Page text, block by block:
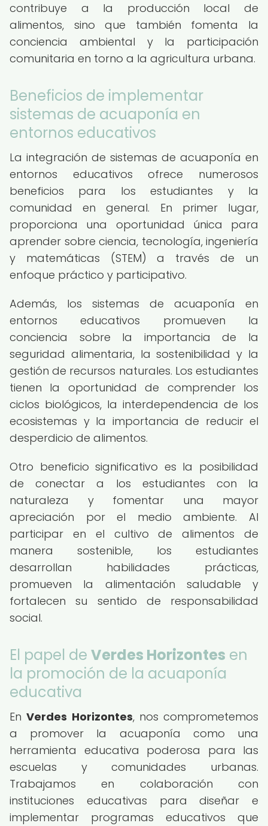
contribuye a la producción local de
alimentos, sino que también fomenta la
conciencia ambiental y la participación
comunitaria en torno a la agricultura urbana.
Beneficios de implementar
sistemas de acuaponía en
entornos educativos
La integración de sistemas de acuaponía en
entornos educativos ofrece numerosos
beneficios para los estudiantes y la
comunidad en general. En primer lugar,
proporciona una oportunidad única para
aprender sobre ciencia, tecnología, ingeniería
y matemáticas (STEM) a través de un
enfoque práctico y participativo.
Además, los sistemas de acuaponía en
entornos educativos promueven la
conciencia sobre la importancia de la
seguridad alimentaria, la sostenibilidad y la
gestión de recursos naturales. Los estudiantes
tienen la oportunidad de comprender los
ciclos biológicos, la interdependencia de los
ecosistemas y la importancia de reducir el
desperdicio de alimentos.
Otro beneficio significativo es la posibilidad
de conectar a los estudiantes con la
naturaleza y fomentar una mayor
apreciación por el medio ambiente. Al
participar en el cultivo de alimentos de
manera sostenible, los estudiantes
desarrollan habilidades prácticas,
promueven la alimentación saludable y
fortalecen su sentido de responsabilidad
social.
El papel de Verdes Horizontes en
la promoción de la acuaponía
educativa
EnVerdes Horizontes, nos comprometemos
a promover la acuaponía como una
herramienta educativa poderosa para las
escuelas y comunidades urbanas.
Trabajamos en colaboración con
instituciones educativas para diseñar e
implementar programas educativos que